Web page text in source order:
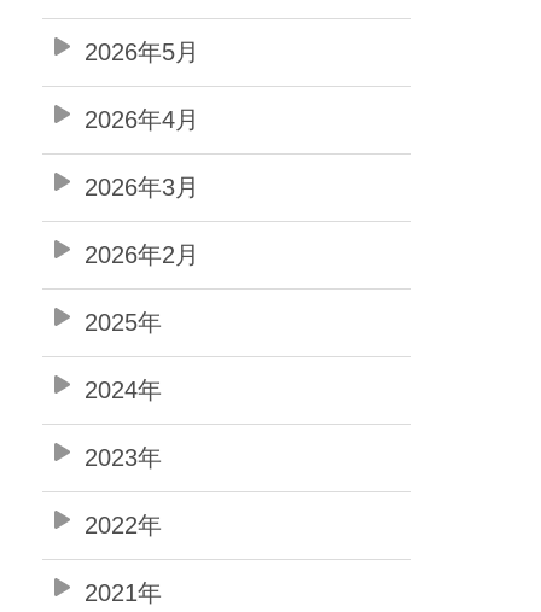
2026年5月
2026年4月
2026年3月
2026年2月
2025年
2024年
2023年
2022年
2021年